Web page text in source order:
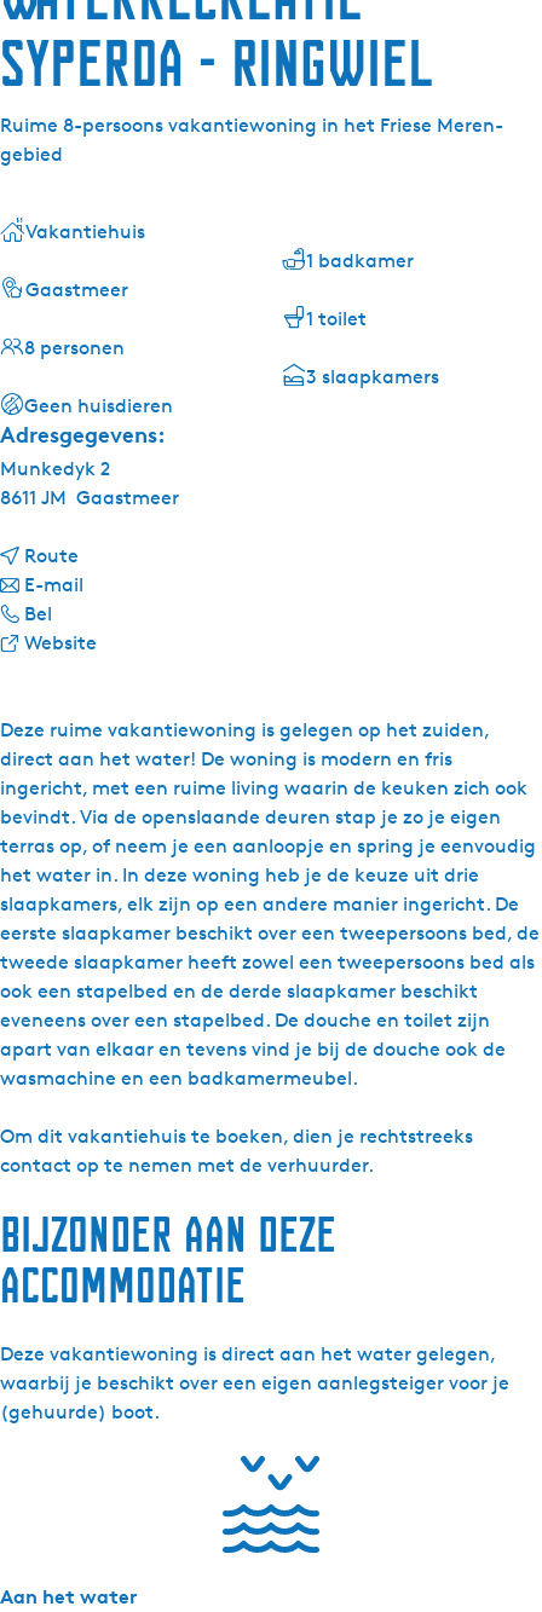
Syperda - Ringwiel
Ruime 8-persoons vakantiewoning in het Friese Meren-
gebied
Deze ruime vakantiewoning is gelegen op het zuiden,
direct aan het water! De woning is modern en fris
ingericht, met een ruime living waarin de keuken zich ook
bevindt. Via de openslaande deuren stap je zo je eigen
terras op, of neem je een aanloopje en spring je eenvoudig
het water in. In deze woning heb je de keuze uit drie
slaapkamers, elk zijn op een andere manier ingericht. De
eerste slaapkamer beschikt over een tweepersoons bed, de
tweede slaapkamer heeft zowel een tweepersoons bed als
ook een stapelbed en de derde slaapkamer beschikt
eveneens over een stapelbed. De douche en toilet zijn
apart van elkaar en tevens vind je bij de douche ook de
wasmachine en een badkamermeubel.
Om dit vakantiehuis te boeken, dien je rechtstreeks
contact op te nemen met de verhuurder.
Bijzonder aan deze
accommodatie
Deze vakantiewoning is direct aan het water gelegen,
waarbij je beschikt over een eigen aanlegsteiger voor je
(gehuurde) boot.
Aan het water
Vakantiehuis
Gaastmeer
8 personen
Geen huisdieren
1 badkamer
1 toilet
3 slaapkamers
Adresgegevens:
Munkedyk 2
8611 JM Gaastmeer
Route
a
r
t
e
r
r
e
c
r
e
a
t
i
e
S
p
e
d
a
R
n
g
w
E-mail
a
a
t
e
r
r
e
c
r
e
a
t
i
e
y
p
r
d
a
-
i
n
g
Bel
a
r
r
e
c
r
e
a
t
i
e
S
y
p
r
d
-
R
i
n
w
i
e
Website
W
a
t
e
r
r
e
c
r
e
a
t
i
S
y
e
r
d
a
R
i
n